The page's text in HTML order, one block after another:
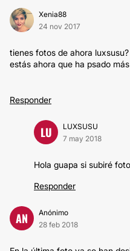
Xenia88
24 nov 2017
tienes fotos de ahora
estás ahora que ha psado
Responder
LU
LUXSUSU
7 may 2018
Hola guapa si subiré
Responder
AN
Anónimo
28 feb 2018